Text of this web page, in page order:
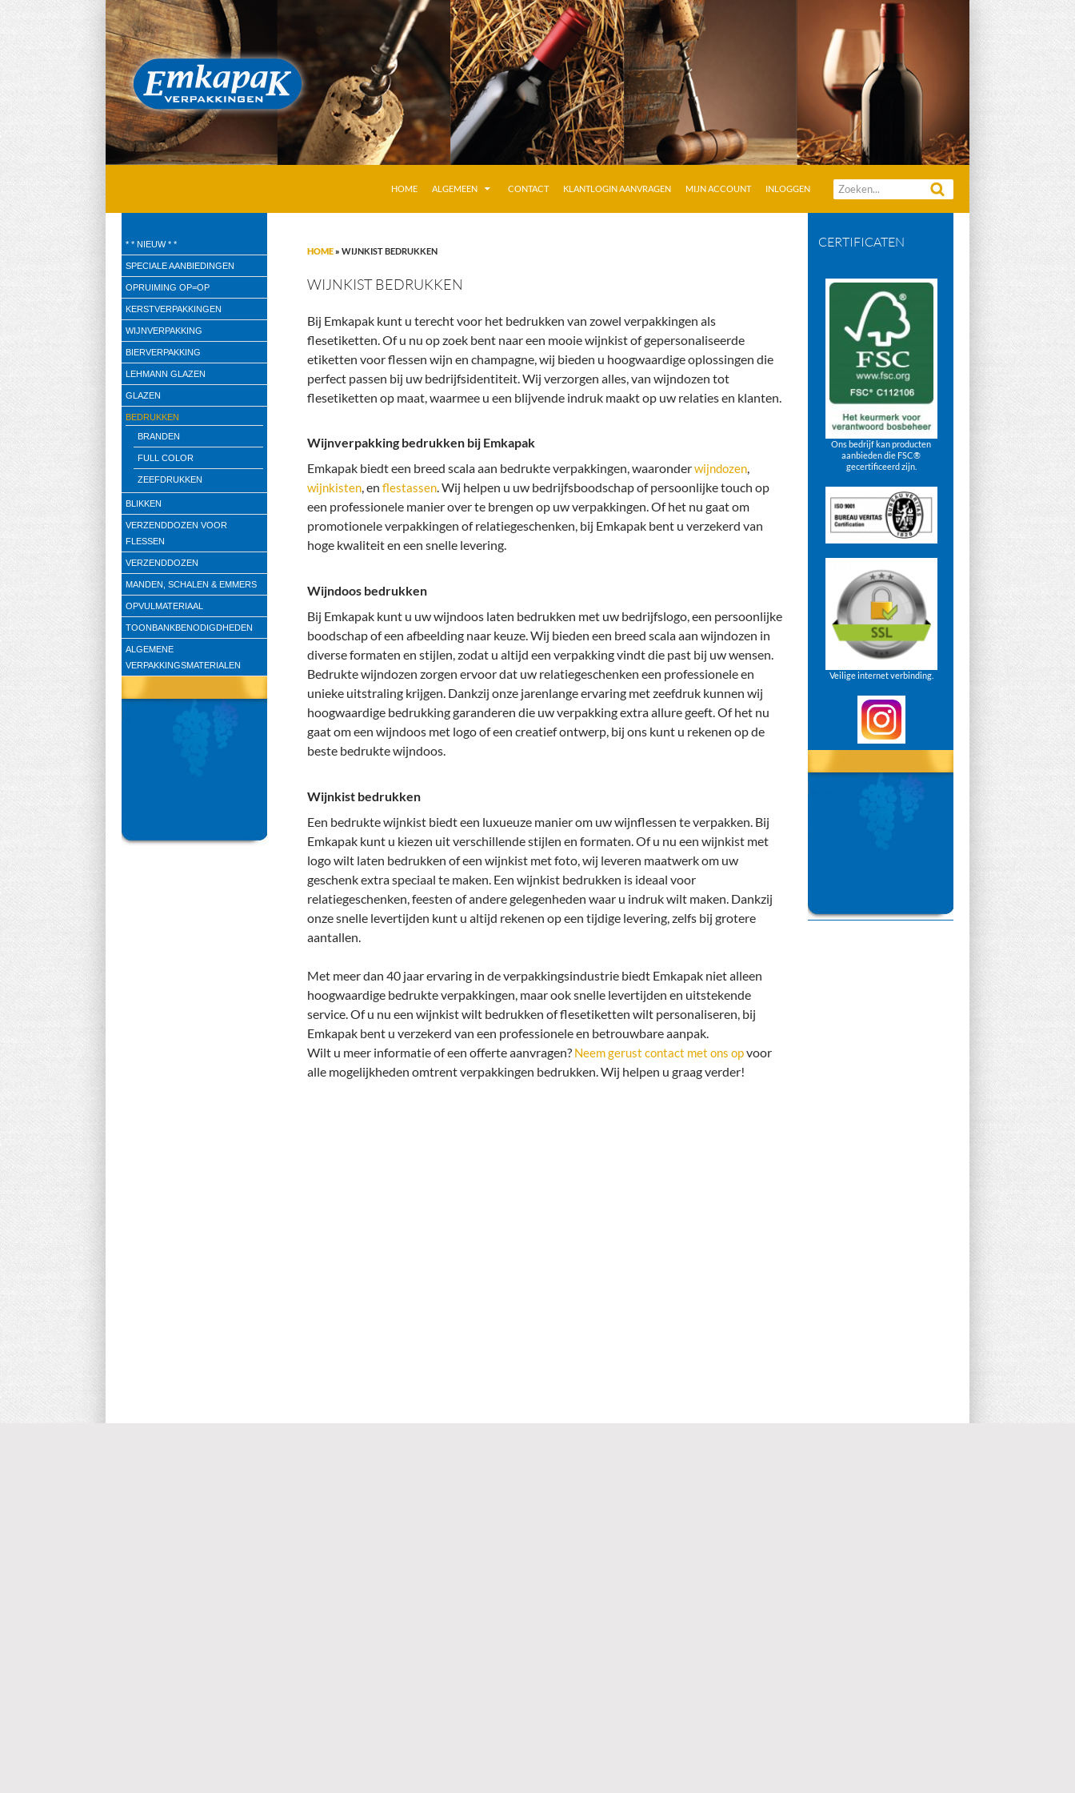
Zoeken
HOME
ALGEMEEN CONTACT KLANTLOGIN AANVRAGEN MIJN ACCOUNT INLOGGEN
HOME» WIJNKIST BEDRUKKEN
WIJNKIST BEDRUKKEN
Bij Emkapak kunt u terecht voor het bedrukken van zowel verpakkingen als
flesetiketten. Of u nu op zoek bent naar een mooie wijnkist of gepersonaliseerde
etiketten voor flessen wijn en champagne, wij bieden u hoogwaardige oplossingen die
perfect passen bij uw bedrijfsidentiteit. Wij verzorgen alles, van wijndozen tot
flesetiketten op maat, waarmee u een blijvende indruk maakt op uw relaties en klanten.
Wijnverpakking bedrukken bij Emkapak
Emkapak biedt een breed scala aan bedrukte verpakkingen, waaronderwijndozen
wijnkisten , en flestassen . Wij helpen u uw bedrijfsboodschap of persoonlijke touch op
een professionele manier over te brengen op uw verpakkingen. Of het nu gaat om
promotionele verpakkingen of relatiegeschenken, bij Emkapak bent u verzekerd van
hoge kwaliteit en een snelle levering.
Wijndoos bedrukken
Bij Emkapak kunt u uw wijndoos laten bedrukken met uw bedrijfslogo, een persoonlijke
boodschap of een afbeelding naar keuze. Wij bieden een breed scala aan wijndozen in
diverse formaten en stijlen, zodat u altijd een verpakking vindt die past bij uw wensen.
Bedrukte wijndozen zorgen ervoor dat uw relatiegeschenken een professionele en
unieke uitstraling krijgen. Dankzij onze jarenlange ervaring met zeefdruk kunnen wij
hoogwaardige bedrukking garanderen die uw verpakking extra allure geeft. Of het nu
gaat om een wijndoos met logo of een creatief ontwerp, bij ons kunt u rekenen op de
beste bedrukte wijndoos.
Wijnkist bedrukken
Een bedrukte wijnkist biedt een luxueuze manier om uw wijnflessen te verpakken. Bij
Emkapak kunt u kiezen uit verschillende stijlen en formaten. Of u nu een wijnkist met
logo wilt laten bedrukken of een wijnkist met foto, wij leveren maatwerk om uw
geschenk extra speciaal te maken. Een wijnkist bedrukken is ideaal voor
relatiegeschenken, feesten of andere gelegenheden waar u indruk wilt maken. Dankzij
onze snelle levertijden kunt u altijd rekenen op een tijdige levering, zelfs bij grotere
aantallen.
Met meer dan 40 jaar ervaring in de verpakkingsindustrie biedt Emkapak niet alleen
hoogwaardige bedrukte verpakkingen, maar ook snelle levertijden en uitstekende
service. Of u nu een wijnkist wilt bedrukken of flesetiketten wilt personaliseren, bij
Emkapak bent u verzekerd van een professionele en betrouwbare aanpak.
Wilt u meer informatie of een offerte aanvragen? Neem gerust contact met ons opvoor
alle mogelijkheden omtrent verpakkingen bedrukken. Wij helpen u graag verder!
CERTIFICATEN
Ons bedrijf kan producten
aanbieden die FSC®
gecertificeerd zijn.
Veilige internet verbinding.
Verpakkingen
* * NIEUW * *
SPECIALE AANBIEDINGEN
OPRUIMING OP=OP
KERSTVERPAKKINGEN
WIJNVERPAKKING
BIERVERPAKKING
LEHMANN GLAZEN
GLAZEN
BEDRUKKEN
BRANDEN
FULL COLOR
ZEEFDRUKKEN
BLIKKEN
VERZENDDOZEN VOOR
FLESSEN
VERZENDDOZEN
MANDEN, SCHALEN & EMMERS
OPVULMATERIAAL
TOONBANKBENODIGDHEDEN
ALGEMENE
VERPAKKINGSMATERIALEN